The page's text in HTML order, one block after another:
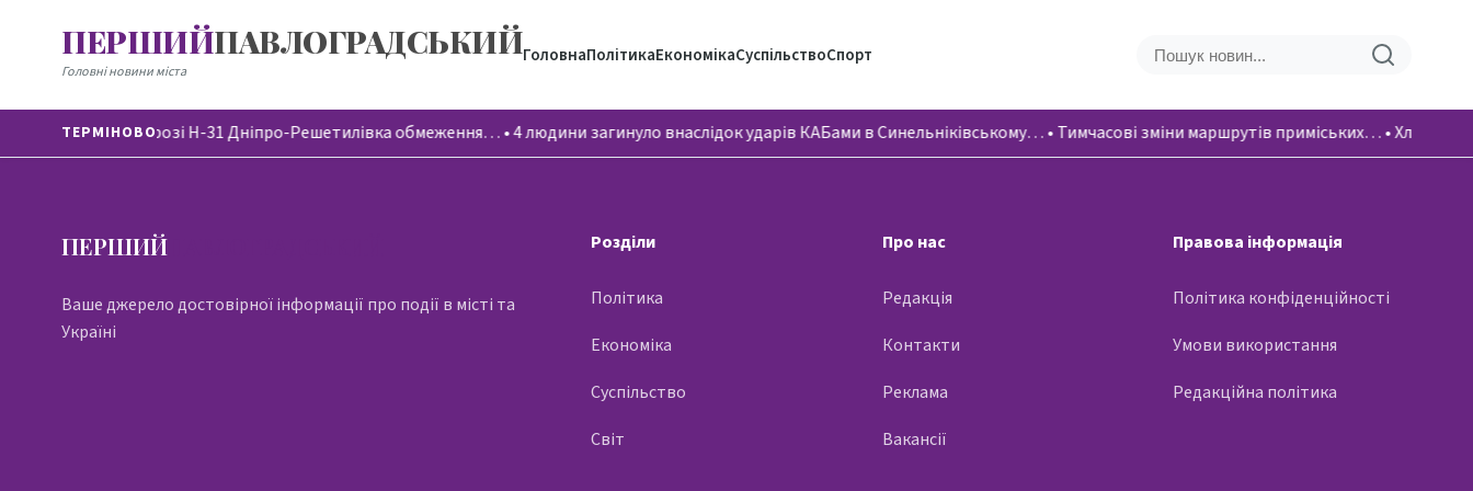
ПЕРШИЙПАВЛОГРАДСЬКИЙ
Головні новини міста
ГоловнаПолітикаЕкономікаСуспільствоСпорт
ТЕРМІНОВО
На автодорозі Н-31 Дніпро-Решетилівка обмеження…•4 людини загинуло внаслідок ударів КАБами в Синельніківському…•Тимчасові зміни маршрутів приміських…•Хлопці
ПЕРШИЙ
Ваше джерело достовірної інформації про події в місті та
Україні
Розділи
Політика
Економіка
Суспільство
Світ
Про нас
Редакція
Контакти
Реклама
Вакансії
Правова інформація
Політика конфіденційності
Умови використання
Редакційна політика